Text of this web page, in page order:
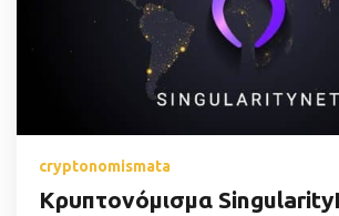
cryptonomismata
Κρυπτονόμισμα